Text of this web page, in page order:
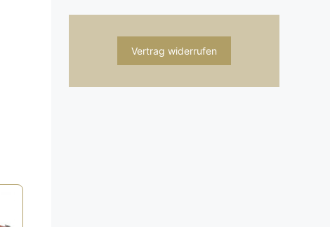
Vertrag widerrufen